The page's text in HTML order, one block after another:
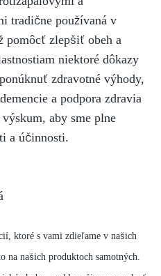
tradične používaná v
pomôcť zlepšiť obeh a
niektoré dôkazy
zdravotné výhody,
a podpora zdravia
aby sme plne
a účinnosti.
ktoré s vami zdieľame v našich
na našich produktoch samotných.